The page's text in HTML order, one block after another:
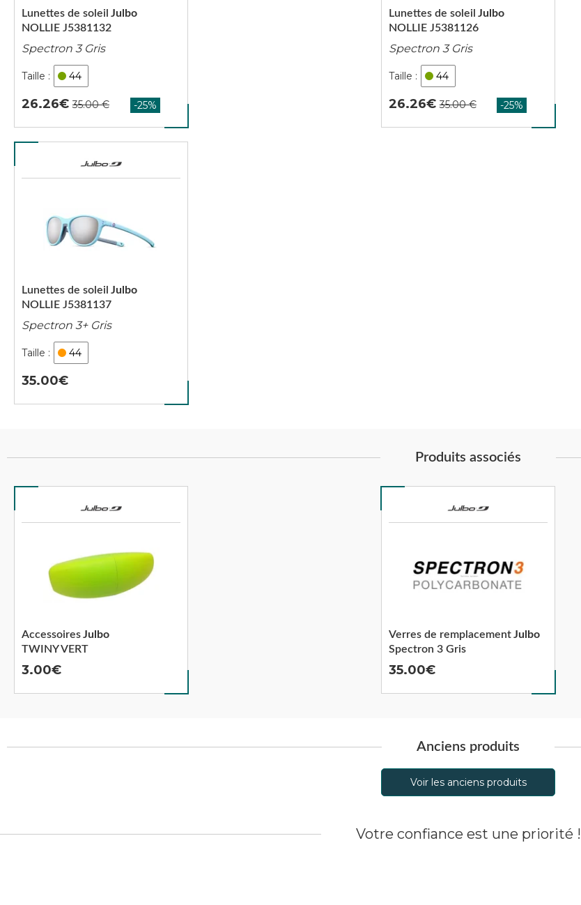
NOLLIE J5381132
Lunettes de soleil Julbo
Spectron 3 Gris
44
26.26
NOLLIE J5381126
Lunettes de soleil Julbo
Spectron 3 Gris
44
26.26
NOLLIE J5381137
Lunettes de soleil Julbo
Spectron 3+ Gris
44
35.00
Produits associés
TWINY VERT
AccessoiresJulbo
3.00
Spectron 3 Gris
Verres de remplacementJulbo
35.00
Anciens produits
Voir les anciens produits
Votre confiance est une priorité !